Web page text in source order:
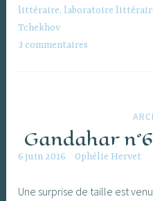
littéraire,laboratoire
Tchekhov
3 commentaires
Gandahar
6 juin 2016 Ophélie Hervet
Une surprise de taille est